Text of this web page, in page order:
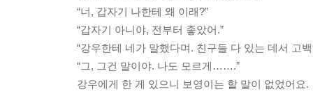
“너, 갑자기 나한테 왜 이래?”
“갑자기 아니야, 전부터 좋았어.”
“강우한테 네가 말했다며. 친구들 다 있는 데서 고
“그, 그건 말이야. 나도 모르게…….”
강우에게 한 게 있으니 보영이는 할 말이 없었어요.